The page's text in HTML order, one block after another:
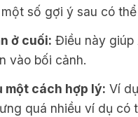
số gợi ý sau có
ở cuối: Điều này giúp
vào bối cảnh.
một cách hợp lý: Ví
quá nhiều ví dụ có